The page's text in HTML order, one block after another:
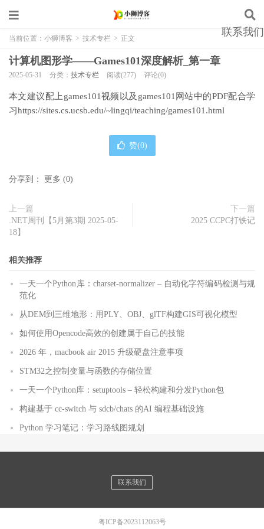
联系我们
当前位置： 小狮博客 > 技术专栏 > 正文
计算机图形学——Games101深度解析_第一章
2025-05-31 分类： 技术专栏 阅读(277) 评论(0)
本文建议配上games101视频以及games101网站中的PDF配合学
习https://sites.cs.ucsb.edu/~lingqi/teaching/games101.html
赞(0)
分享到： 更多 (0)
上一篇
.NET周刊【5月第3期 2025-05-
18】
下一篇
2025 CCPC打铁记
相关推荐
一天一个Python库：charset-normalizer – 自动化字符编码检测与规
范化
从DEM到三维地形：用PLY、OBJ、glTF构建GIS可视化模型
如何使用Opencode高效的创建属于自己的技能
2026 年，macbook air 2015 升级硬盘注意事项
STM32之控制变量与函数的存储位置
一天一个Python库：setuptools – 轻松构建和分发Python包
构建基于 cc-switch 与 sdcb/chats 的AI 编程基础设施
Python 学习笔记：学习路线图规划
联系我们
粤ICP备2023112063号